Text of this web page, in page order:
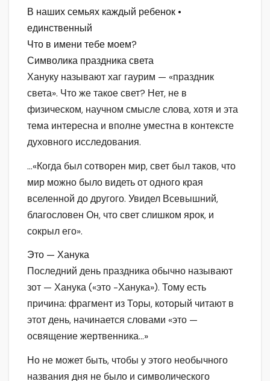
В наших семьях каждый ребенок •
единственный
Что в имени тебе моем?
Символика праздника света
Хануку называют хаг гаурим — «праздник
света». Что же такое свет? Нет, не в
физическом, научном смысле слова, хотя и эта
тема интересна и вполне уместна в контексте
духовного исследования.
…«Когда был сотворен мир, свет был таков, что
мир можно было видеть от одного края
вселенной до другого. Увидел Всевышний,
благословен Он, что свет слишком ярок, и
сокрыл его».
Это — Ханука
Последний день праздника обычно называют
зот — Ханука («это -Ханука»). Тому есть
причина: фрагмент из Торы, который читают в
этот день, начинается словами «это —
освящение жертвенника…»
Но не может быть, чтобы у этого необычного
названия дня не было и символического